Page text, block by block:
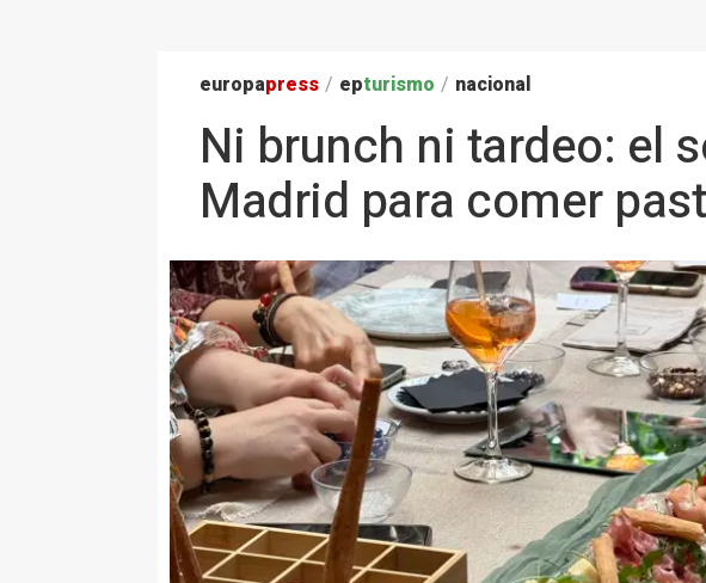
europapress / epturismo / nacional
Ni brunch ni tardeo: el
Madrid para comer